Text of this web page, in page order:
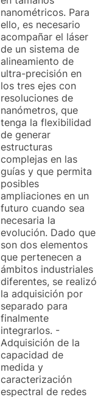
nanométricos. Para
ello, es necesario
acompañar el láser
de un sistema de
alineamiento de
ultra-precisión en
los tres ejes con
resoluciones de
nanómetros, que
tenga la flexibilidad
de generar
estructuras
complejas en las
guías y que permita
posibles
ampliaciones en un
futuro cuando sea
necesaria la
evolución. Dado que
son dos elementos
que pertenecen a
ámbitos industriales
diferentes, se realizó
la adquisición por
separado para
finalmente
integrarlos. -
Adquisición de la
capacidad de
medida y
caracterización
espectral de redes